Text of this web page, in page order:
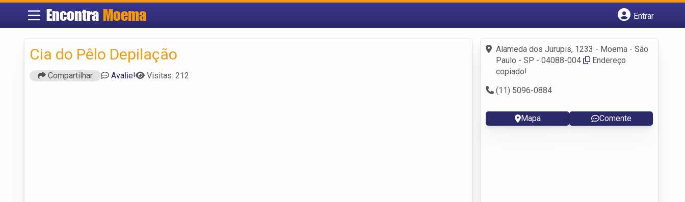
Encontra Moema
Entrar
Fazer login
Criar conta
Cia do Pêlo Depilação
Compartilhar Avalie! Visitas: 212
Alameda dos Jurupis, 1233 - Moema - São
Paulo - SP - 04088-004
Endereço
copiado!
(11) 5096-0884
Mapa Comente